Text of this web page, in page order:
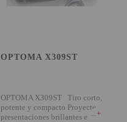
OPTOMA X309ST
OPTOMA X309ST Tiro corto,
potente y compacto Proyecte
presentaciones brillantes e
+